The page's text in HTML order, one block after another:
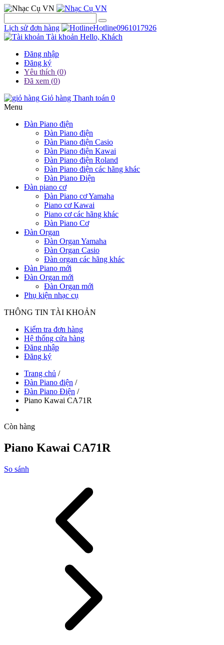
Lịch sử đơn hàng Hotline0961017926
Tài khoản Hello, Khách
Đăng nhập
Đăng ký
Yêu thích (0)
Đã xem (0)
Giỏ hàng Thanh toán 0
Menu
Đàn Piano điện
Đàn Piano điện
Đàn Piano điện Casio
Đàn Piano điện Kawai
Đàn Piano điện Roland
Đàn Piano điện các hãng khác
Đàn Piano Điện
Đàn piano cơ
Đàn Piano cơ Yamaha
Piano cơ Kawai
Piano cơ các hãng khác
Đàn Piano Cơ
Đàn Organ
Đàn Organ Yamaha
Đàn Organ Casio
Đàn organ các hãng khác
Đàn Piano mới
Đàn Organ mới
Đàn Organ mới
Phụ kiện nhạc cụ
THÔNG TIN TÀI KHOẢN
Kiểm tra đơn hàng
Hệ thống cửa hàng
Đăng nhập
Đăng ký
Trang chủ /
Đàn Piano điện /
Đàn Piano Điện /
Piano Kawai CA71R
Còn hàng
Piano Kawai CA71R
So sánh